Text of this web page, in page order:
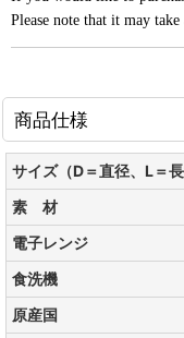
Please note that it may
商品仕様
サイズ（D＝直径、L＝
素 材
電子レンジ
食洗機
原産国